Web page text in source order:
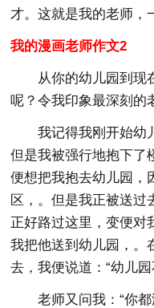
才。这就是我的老师，
我的漫画老师作文2
从你的幼儿园到现
呢？令我印象最深刻的
我记得我刚开始幼
但是我被强行地抱下了
便想把我抱去幼儿园，
区，。但是我正被送过
正好路过这里，变便对
我把他送到幼儿园，。
去，我便说道：“幼儿
老师又问我：“你